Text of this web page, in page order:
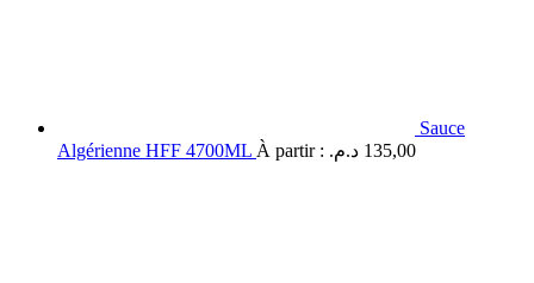
Sauce
Algérienne HFF 4700ML À partir : 135,00 د.م.